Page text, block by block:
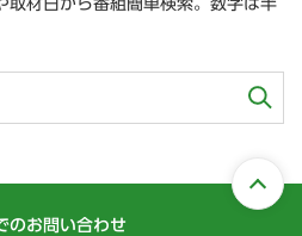
材日から番組簡単検索。数字は半
のお問い合わせ